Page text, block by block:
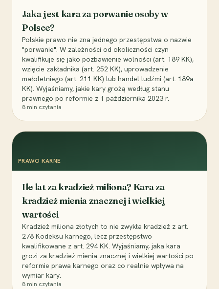
Jaka jest kara za porwanie osoby w
Polsce?
Polskie prawo nie zna jednego przestępstwa o nazwie
"porwanie". W zależności od okoliczności czyn
kwalifikuje się jako pozbawienie wolności (art. 189 KK),
wzięcie zakładnika (art. 252 KK), uprowadzenie
małoletniego (art. 211 KK) lub handel ludźmi (art. 189a
KK). Wyjaśniamy, jakie kary grożą według stanu
prawnego po reformie z 1 października 2023 r.
8 min czytania
PRAWO KARNE
Ile lat za kradzież miliona? Kara za
kradzież mienia znacznej i wielkiej
wartości
Kradzież miliona złotych to nie zwykła kradzież z art.
278 Kodeksu karnego, lecz przestępstwo
kwalifikowane z art. 294 KK. Wyjaśniamy, jaka kara
grozi za kradzież mienia znacznej i wielkiej wartości po
reformie prawa karnego oraz co realnie wpływa na
wymiar kary.
8 min czytania